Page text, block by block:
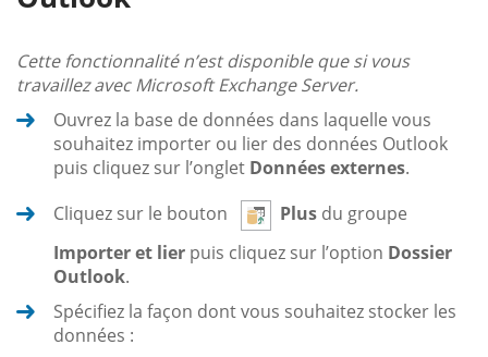
Cette fonctionnalité n’est disponible que si vous
travaillez avec Microsoft Exchange Server.
Ouvrez la base de données dans laquelle vous
souhaitez importer ou lier des données Outlook
puis cliquez sur l’onglet Données externes.
Cliquez sur le bouton
Plus du groupe
Importer et lier puis cliquez sur l’option Dossier
Outlook.
Spécifiez la façon dont vous souhaitez stocker les
données :